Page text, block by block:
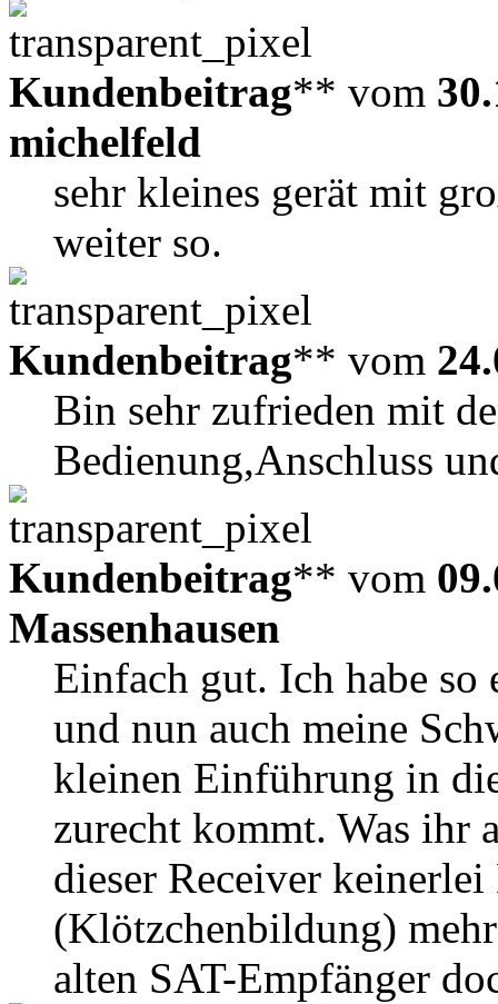
Kundenbeitrag** vom
michelfeld
sehr kleines gerät mit
weiter so.
Kundenbeitrag** vom
Bin sehr zufrieden mit
Bedienung,Anschluss
Kundenbeitrag** vom
Massenhausen
Einfach gut. Ich habe so
und nun auch meine
kleinen Einführung in
zurecht kommt. Was ihr
dieser Receiver
(Klötzchenbildung)
alten SAT-Empfänger